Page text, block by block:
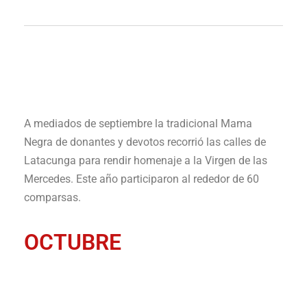
A mediados de septiembre la tradicional Mama
Negra de donantes y devotos recorrió las calles de
Latacunga para rendir homenaje a la Virgen de las
Mercedes. Este año participaron al rededor de 60
comparsas.
OCTUBRE